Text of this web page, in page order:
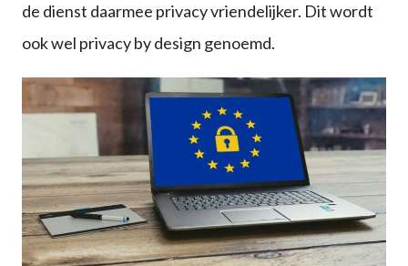
de dienst daarmee privacy vriendelijker. Dit wordt
ook wel privacy by design genoemd.